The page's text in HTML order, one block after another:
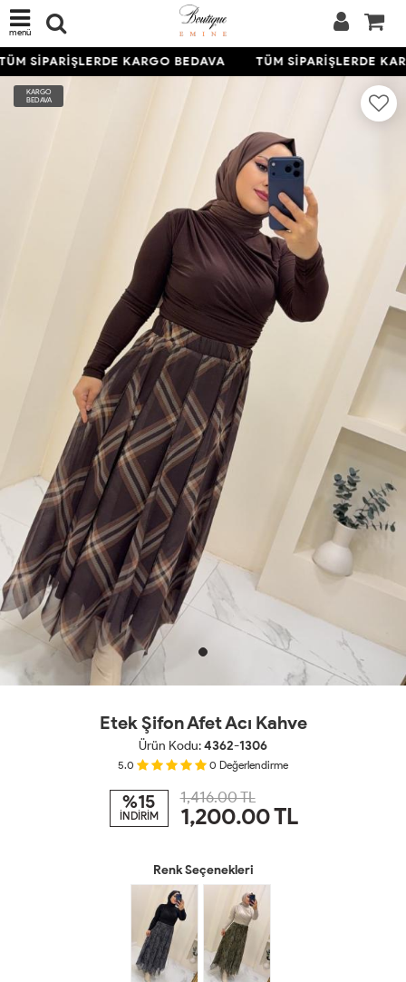
menü
SİPARİŞLERDE KARGO BEDAVA TÜM SİPARİŞLERDE
KARGO
BEDAVA
Etek Şifon Afet Acı Kahve
Ürün Kodu:4362-1306
5.0 0 Değerlendirme
%15
İNDİRİM
1,416.00 TL
1,200.00TL
Renk Seçenekleri